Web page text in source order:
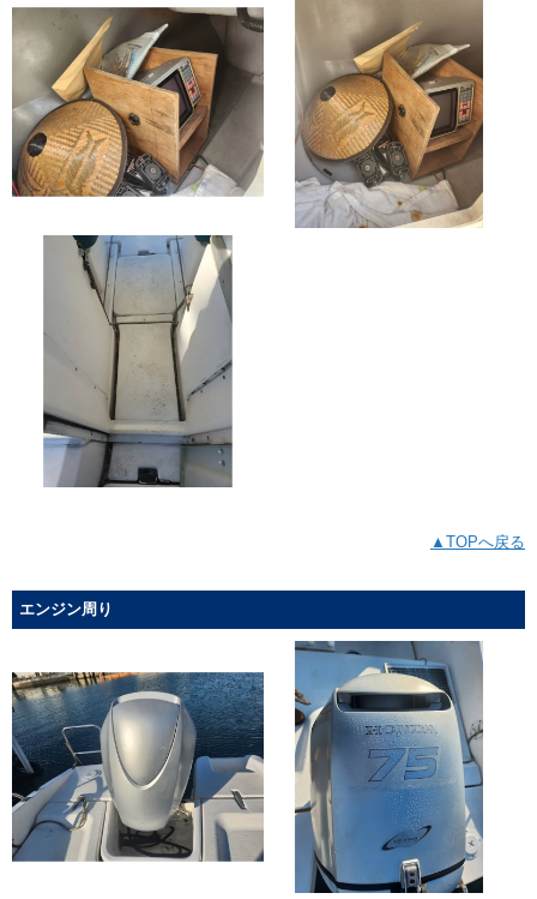
▲TOPへ戻る
エンジン周り